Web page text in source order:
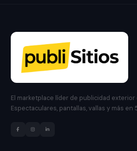
El marketplace líder de publicidad exterior
Espectaculares, pantallas, vallas y más en